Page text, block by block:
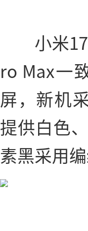
小米
ro Max一
屏，新机
提供白色
素黑采用